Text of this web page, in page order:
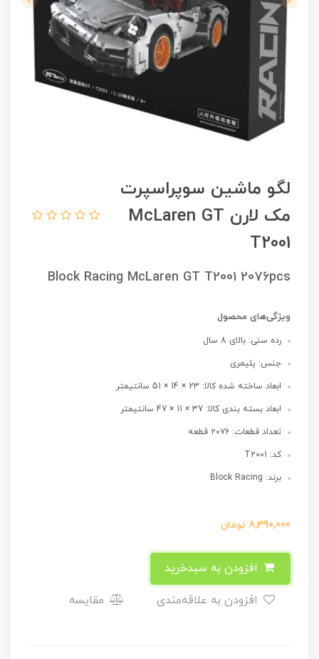
لگو ماشین سوپراسپرت
مک لارن McLaren GT
T2001
Block Racing McLaren GT T2001 2076pcs
ویژگی‌های محصول
رده سنی: بالای 8 سال
جنس: پلیمری
ابعاد ساخته شده کالا: 23 × 14 × 51 سانتیمتر
ابعاد بسته بندی کالا: 37 × 11 × 47 سانتیمتر
تعداد قطعات: ۲۰۷۶ قطعه
کد: T2001
برند: Block Racing
8,390,000 تومان
مقایسه